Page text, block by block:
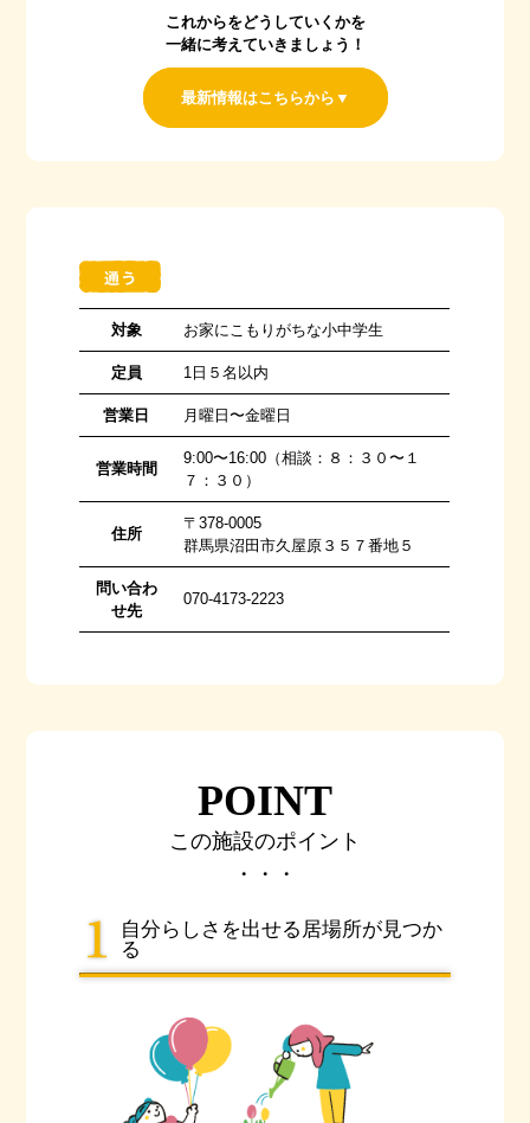
これからをどうしていくかを
一緒に考えていきましょう！
最新情報はこちらから▼
対象 お家にこもりがちな小中学生
定員 1日５名以内
営業日 月曜日〜金曜日
営業時間
9:00〜16:00（相談：８：３０〜１
７：３０）
住所
〒378-0005
群馬県沼田市久屋原３５７番地５
問い合わ
せ先
070-4173-2223
POINT
この施設のポイント
・・・
自分らしさを出せる居場所が見つか
る